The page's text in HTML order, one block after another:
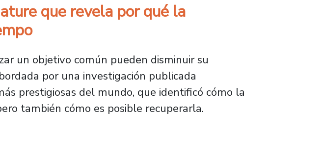
que revela por qué la
un objetivo común pueden disminuir su
por una investigación publicada
prestigiosas del mundo, que identificó cómo la
también cómo es posible recuperarla.
que revela por qué la cooperación humana disminuye con